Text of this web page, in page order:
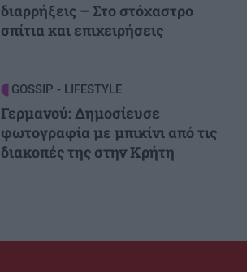
διαρρήξεις – Στο στόχαστρο
σπίτια και επιχειρήσεις
GOSSIP - LIFESTYLE
Γερμανού: Δημοσίευσε
φωτογραφία με μπικίνι από τις
διακοπές της στην Κρήτη